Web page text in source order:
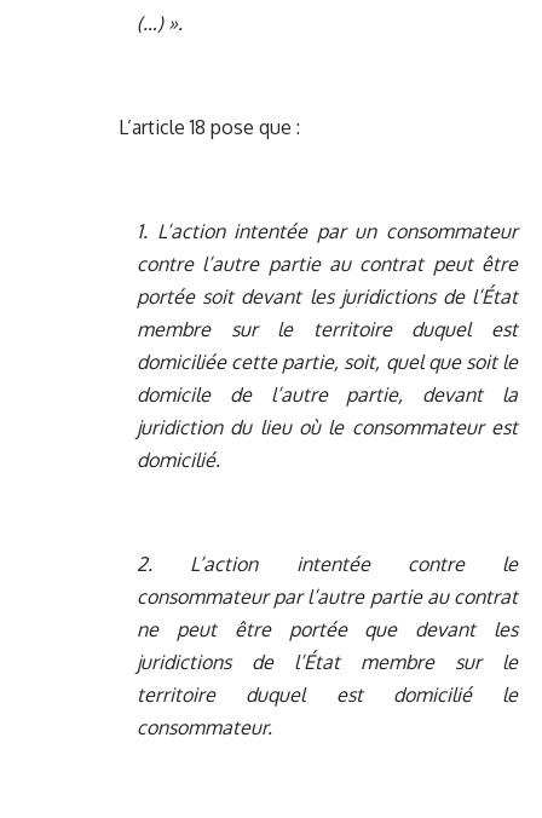
(…) ».
L’article 18 pose que :
1. L’action intentée par un consommateur
contre l’autre partie au contrat peut être
portée soit devant les juridictions de l’État
membre sur le territoire duquel est
domiciliée cette partie, soit, quel que soit le
domicile de l’autre partie, devant la
juridiction du lieu où le consommateur est
domicilié.
2. L’action intentée contre le
consommateur par l’autre partie au contrat
ne peut être portée que devant les
juridictions de l’État membre sur le
territoire duquel est domicilié le
consommateur.